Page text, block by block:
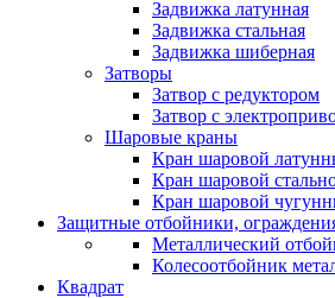
Задвижка латунная
Задвижка стальная
Задвижка шиберная
Затворы
Затвор с редуктором
Затвор с
Шаровые краны
Кран шаровой
Кран шаровой
Кран шаровой
Защитные отбойники,
Металлический
Колесоотбойник
Квадрат